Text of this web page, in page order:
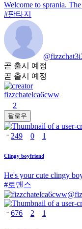
Welcome to sprania.
#판타지
@
곧 출시 예정
곧 출시 예정
fizzchatelca6cww
2
팔로우
249 0 1
Clingy boyfriend
He's your cute clingy
#로맨스
@
676 2 1